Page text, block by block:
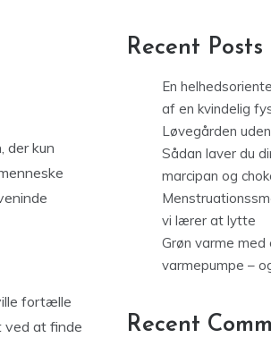
der kun
fortælle
ved at finde
Recent Posts
En
af en kvindelig
Løvegården
Sådan laver du
marcipan og
vi lærer at lytte
Grøn varme med
varmepumpe –
Recent